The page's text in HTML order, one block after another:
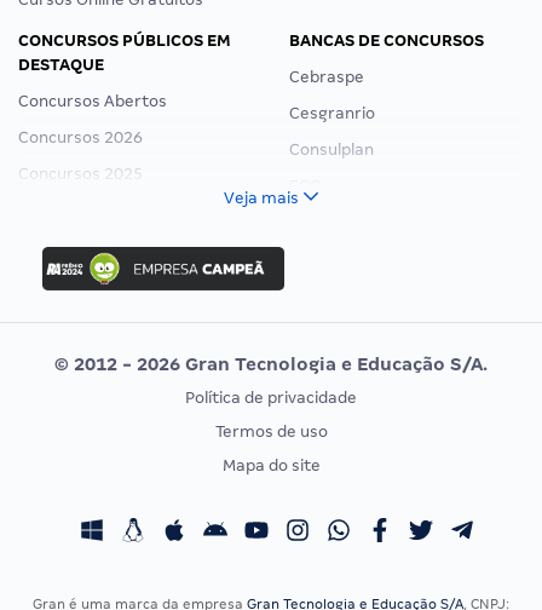
CONCURSOS PÚBLICOS EM
DESTAQUE
Concursos Abertos
Concursos 2026
Concursos 2025
Concurso Nacional Unificado
Concurso Ibama
Concurso MPU
Editais publicados
BANCAS DE CONCURSOS
Cebraspe
Cesgranrio
Consulplan
Vunesp
CONCURSOS POR PROFISSÃO
Concursos Fiscais
EXAME DE ORDEM
Calendário OAB
Veja mais
© 2012 - 2026 Gran Tecnologia e Educação S/A.
Política de privacidade
Termos de uso
Mapa do site
Gran é uma marca da empresa Gran Tecnologia e Educação S/A, CNPJ: